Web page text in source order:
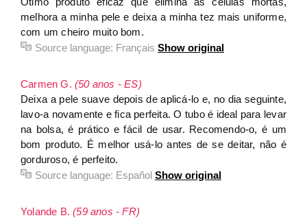
melhora a minha pele e deixa a minha tez mais uniforme,
com um cheiro muito bom.
Source language: Français Show original
Carmen G. (50 anos - ES)
Deixa a pele suave depois de aplicá-lo e, no dia seguinte,
lavo-a novamente e fica perfeita. O tubo é ideal para levar
na bolsa, é prático e fácil de usar. Recomendo-o, é um
bom produto. É melhor usá-lo antes de se deitar, não é
gorduroso, é perfeito.
Source language: Español Show original
Yolande B.(59 anos - FR)